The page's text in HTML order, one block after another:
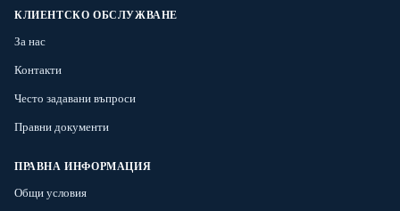
КЛИЕНТСКО ОБСЛУЖВАНЕ
За нас
Контакти
Често задавани въпроси
Правни документи
ПРАВНА ИНФОРМАЦИЯ
Общи условия